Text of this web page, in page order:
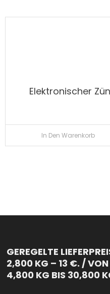
Elektronischer
In Den Warenkorb
GEREGELTE
2,800 KG – 13 €. /
4,800 KG BIS 30,800